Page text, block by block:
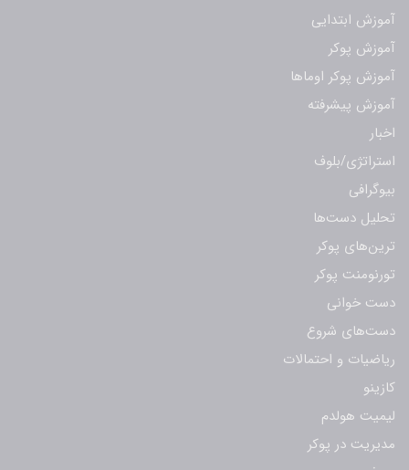
آموزش ابتدایی
آموزش پوکر
آموزش پوکر اوماها
آموزش پیشرفته
اخبار
استراتژی/بلوف
بیوگرافی
تحلیل دست‌ها
ترین‌های پوکر
تورنومنت پوکر
دست خوانی
دست‌های شروع
ریاضیات و احتمالات
کازینو
لیمیت هولدم
مدیریت در پوکر